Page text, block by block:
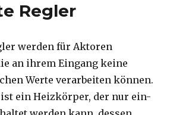
Regler
werden für Aktoren
an ihrem Eingang keine
Werte verarbeiten können.
ein Heizkörper, der nur ein-